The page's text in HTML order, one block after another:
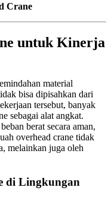
Crane
untuk Kinerja
material
bisa dipisahkan dari
tersebut, banyak
sebagai alat angkat.
berat secara aman,
overhead crane tidak
melainkan juga oleh
di Lingkungan